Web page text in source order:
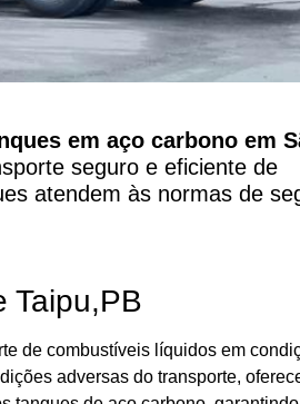
em aço carbono em
seguro e eficiente de
atendem às normas de
Taipu,PB
de combustíveis líquidos em
adversas do transporte,